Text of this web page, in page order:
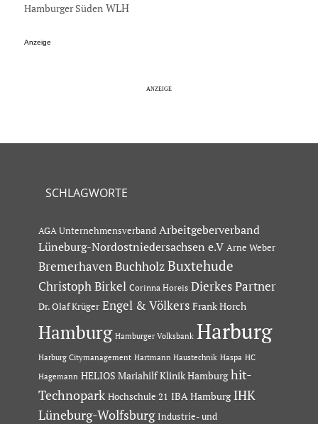
Hamburger Süden WLH
Anzeige
SCHLAGWORTE
AGA Unternehmensverband Arbeitgeberverband
Lüneburg-Nordostniedersachsen e.V Arne Weber
Bremerhaven Buchholz Buxtehude
Christoph Birkel Corinna Horeis Dierkes Partner
Dr. Olaf Krüger Engel & Völkers Frank Horch
Hamburg Hamburger Volksbank Harburg
Harburg Citymanagement Hartmann Haustechnik Haspa HC
Hagemann HELIOS Mariahilf Klinik Hamburg hit-
Technopark Hochschule 21 IBA Hamburg IHK
Lüneburg-Wolfsburg Industrie- und